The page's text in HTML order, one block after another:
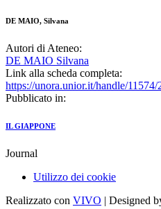
DE MAIO, Silvana
Autori di Ateneo:
DE MAIO Silvana
Link alla scheda completa:
https://unora.unior.it/handle/11574/
Pubblicato in:
IL GIAPPONE
Journal
Utilizzo dei cookie
Realizzato con VIVO | Designed